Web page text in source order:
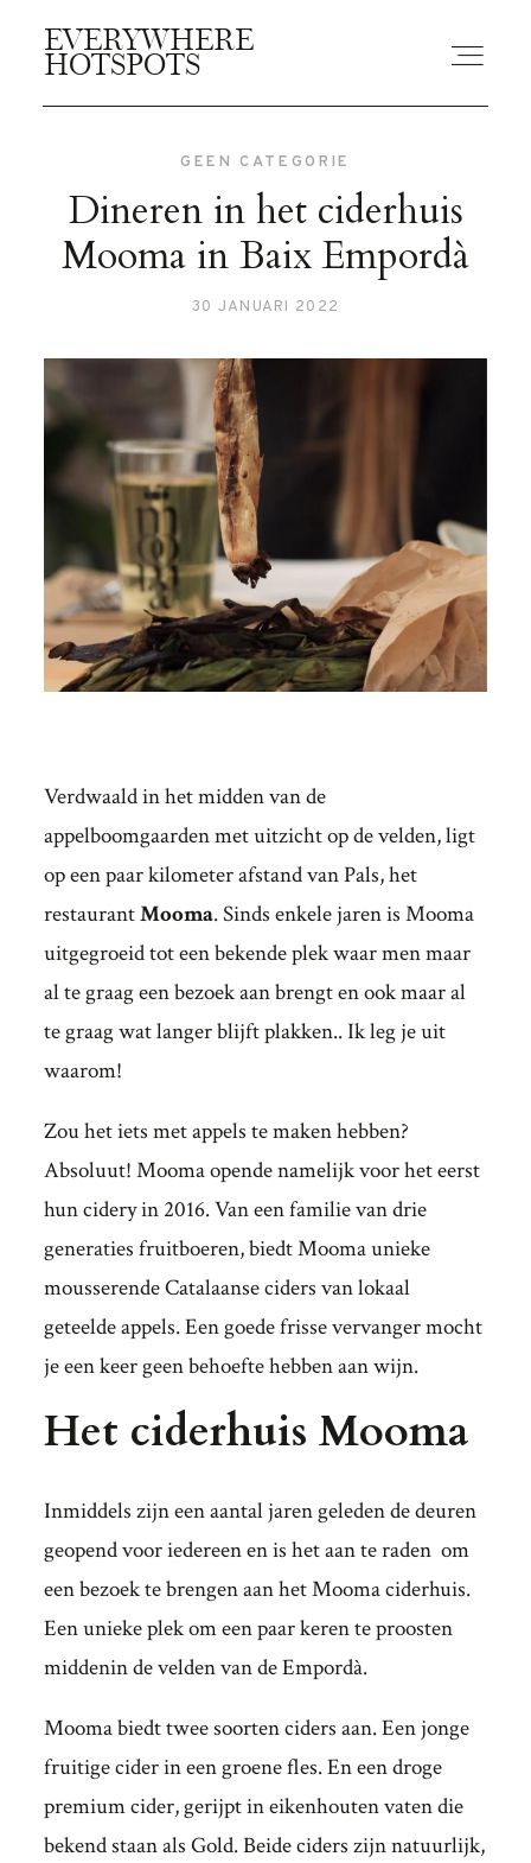
EVERYWHERE
HOTSPOTS
EVERYWHERE
HOTSPOTS
GUIDES
ABOUT US
CONTACT
GEEN CATEGORIE
Dineren in het ciderhuis
Mooma in Baix Empordà
30 JANUARI 2022
Verdwaald in het midden van de
appelboomgaarden met uitzicht op de velden, ligt
op een paar kilometer afstand van Pals, het
restaurantMooma. Sinds enkele jaren is Mooma
uitgegroeid tot een bekende plek waar men maar
al te graag een bezoek aan brengt en ook maar al
te graag wat langer blijft plakken.. Ik leg je uit
waarom!
Zou het iets met appels te maken hebben?
Absoluut! Mooma opende namelijk voor het eerst
hun cidery in 2016. Van een familie van drie
generaties fruitboeren, biedt Mooma unieke
mousserende Catalaanse ciders van lokaal
geteelde appels. Een goede frisse vervanger mocht
je een keer geen behoefte hebben aan wijn.
Het ciderhuis Mooma
Inmiddels zijn een aantal jaren geleden de deuren
geopend voor iedereen en is het aan te raden om
een bezoek te brengen aan het Mooma ciderhuis.
Een unieke plek om een paar keren te proosten
middenin de velden van de Empordà.
Mooma biedt twee soorten ciders aan. Een jonge
fruitige cider in een groene fles. En een droge
premium cider, gerijpt in eikenhouten vaten die
bekend staan ​​als Gold. Beide ciders zijn natuurlijk,